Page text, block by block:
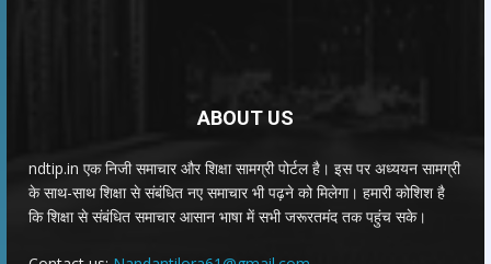
ABOUT US
ndtip.in एक निजी समाचार और शिक्षा सामग्री पोर्टल है। इस पर अध्ययन सामग्री
के साथ-साथ शिक्षा से संबंधित नए समाचार भी पढ़ने को मिलेगा। हमारी कोशिश है
कि शिक्षा से संबंधित समाचार आसान भाषा में सभी जरूरतमंद तक पहुंच सके।